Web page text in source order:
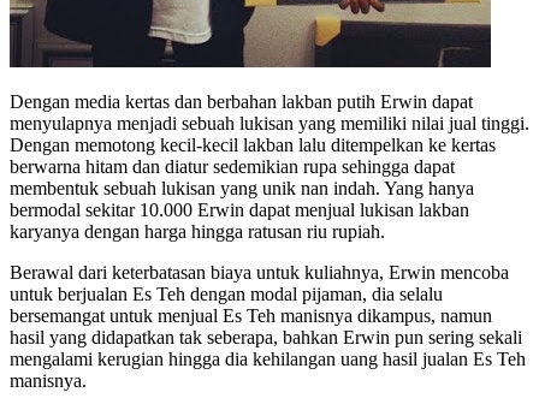
Dengan media kertas dan berbahan lakban putih Erwin dapat
menyulapnya menjadi sebuah lukisan yang memiliki nilai jual tinggi.
Dengan memotong kecil-kecil lakban lalu ditempelkan ke kertas
berwarna hitam dan diatur sedemikian rupa sehingga dapat
membentuk sebuah lukisan yang unik nan indah. Yang hanya
bermodal sekitar 10.000 Erwin dapat menjual lukisan lakban
karyanya dengan harga hingga ratusan riu rupiah.
Berawal dari keterbatasan biaya untuk kuliahnya, Erwin mencoba
untuk berjualan Es Teh dengan modal pijaman, dia selalu
bersemangat untuk menjual Es Teh manisnya dikampus, namun
hasil yang didapatkan tak seberapa, bahkan Erwin pun sering sekali
mengalami kerugian hingga dia kehilangan uang hasil jualan Es Teh
manisnya.